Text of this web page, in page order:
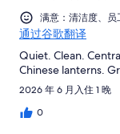
满意：清洁度、
通过谷歌翻译
Quiet. Clean.
Chinese lanterns.
2026 年 6 月入住 1 晚
0